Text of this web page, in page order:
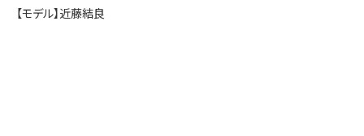
【モデル】近藤結良